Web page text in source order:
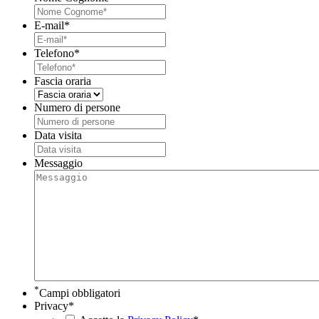
E-mail*
Telefono*
Fascia oraria
Numero di persone
Data visita
slash
MM
Messaggio
*Campi obbligatori
Privacy*